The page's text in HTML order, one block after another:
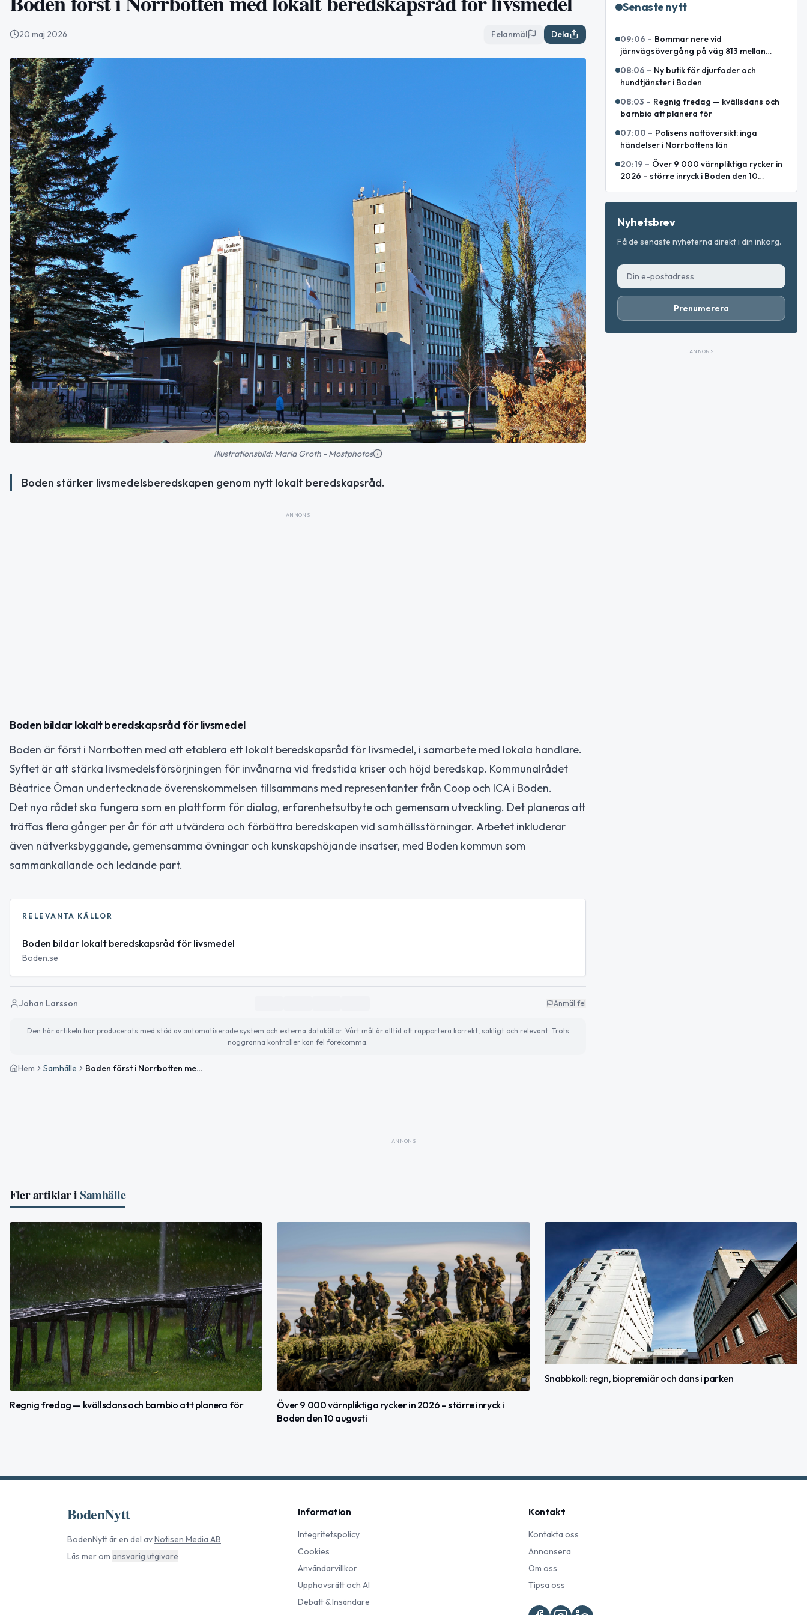
20 maj 2026 Felanmäl Dela
Illustrationsbild: Maria Groth - Mostphotos
Boden stärker livsmedelsberedskapen genom nytt lokalt beredskapsråd.
ANNONS
Boden bildar lokalt beredskapsråd för livsmedel
Boden är först i Norrbotten med att etablera ett lokalt beredskapsråd för livsmedel, i samarbete med lokala handlare.
Syftet är att stärka livsmedelsförsörjningen för invånarna vid fredstida kriser och höjd beredskap. Kommunalrådet
Béatrice Öman undertecknade överenskommelsen tillsammans med representanter från Coop och ICA i Boden.
Det nya rådet ska fungera som en plattform för dialog, erfarenhetsutbyte och gemensam utveckling. Det planeras att
träffas flera gånger per år för att utvärdera och förbättra beredskapen vid samhällsstörningar. Arbetet inkluderar
även nätverksbyggande, gemensamma övningar och kunskapshöjande insatser, med Boden kommun som
sammankallande och ledande part.
RELEVANTA KÄLLOR
Boden bildar lokalt beredskapsråd för livsmedel
Boden.se
Johan Larsson Anmäl fel
Den här artikeln har producerats med stöd av automatiserade system och externa datakällor. Vårt mål är alltid att rapportera korrekt, sakligt och relevant. Trots
noggranna kontroller kan fel förekomma.
Hem Samhälle Boden först i Norrbotten med lokalt beredskapsråd för livsmedel
Senaste nytt
09:06 – Bommar nere vid
järnvägsövergång på väg 813 mellan
08:06 – Ny butik för djurfoder och
hundtjänster i Boden
08:03 – Regnig fredag — kvällsdans och
barnbio att planera för
07:00 – Polisens nattöversikt: inga
händelser i Norrbottens län
20:19 – Över 9 000 värnpliktiga rycker in
2026 – större inryck i Boden den 10
Nyhetsbrev
Få de senaste nyheterna direkt i din inkorg.
Prenumerera
ANNONS
ANNONS
Fler artiklar iSamhälle
Regnig fredag — kvällsdans och barnbio att planera för
Över 9 000 värnpliktiga rycker in 2026 – större inryck i
Boden den 10 augusti
Snabbkoll: regn, biopremiär och dans i parken
BodenNytt
BodenNyttär en del avNotisen Media AB
Läs mer om ansvarig utgivare
Information
Integritetspolicy
Cookies
Användarvillkor
Upphovsrätt och AI
Debatt & Insändare
Kontakt
Kontakta oss
Annonsera
Om oss
Tipsa oss